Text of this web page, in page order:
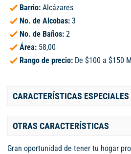
Barrio: Alcázares
No. de Alcobas: 3
No. de Baños: 2
Área: 58,00
Rango de precio: De $100 a $150
CARACTERÍSTICAS ESPECIALES
OTRAS CARACTERÍSTICAS
Gran oportunidad de tener tu hogar